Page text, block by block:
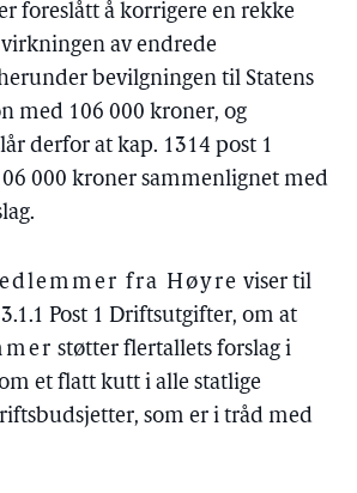
foreslått å korrigere en rekke
av endrede
bevilgningen til Statens
med 106 000 kroner, og
derfor at kap. 1314 post 1
000 kroner sammenlignet med
fra Høyre viser til
Post 1 Driftsutgifter, om at
støtter flertallets forslag i
et flatt kutt i alle statlige
som er i tråd med